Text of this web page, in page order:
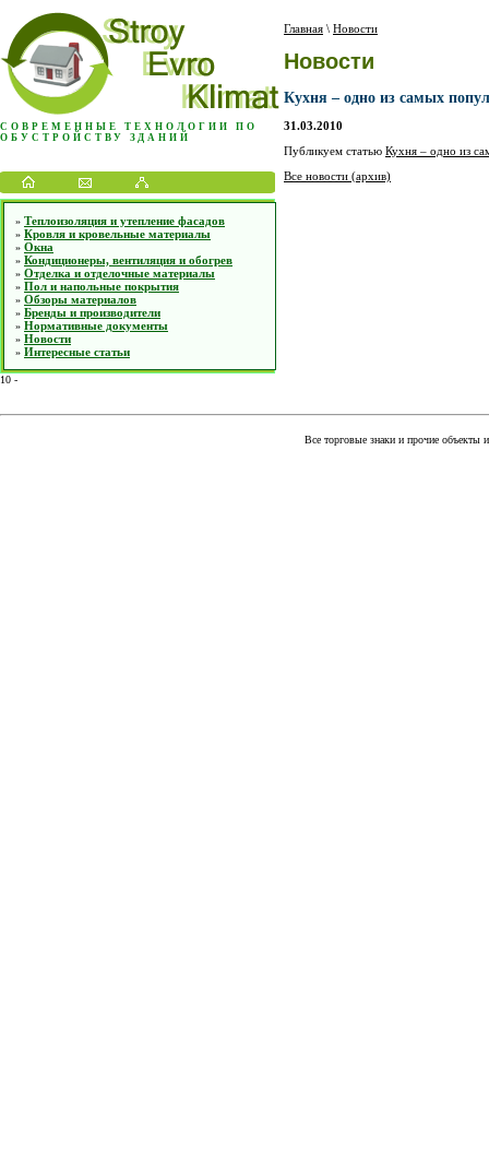
СОВРЕМЕННЫЕ ТЕХНОЛОГИИ ПО
ОБУСТРОЙСТВУ ЗДАНИЙ
» Теплоизоляция и утепление фасадов
» Кровля и кровельные материалы
» Окна
» Кондиционеры, вентиляция и обогрев
» Отделка и отделочные материалы
» Пол и напольные покрытия
» Обзоры материалов
» Бренды и производители
» Нормативные документы
» Новости
» Интересные статьи
10 -
Главная \ Новости
Новости
Кухня – одно из самых
31.03.2010
Публикуем статью Кухня – одно из
Все новости (архив)
Все торговые знаки и прочие объекты